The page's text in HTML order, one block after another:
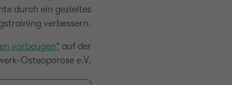
durch ein gezieltes
verbessern.
vorbeugen" auf der
Osteoporose e.V.